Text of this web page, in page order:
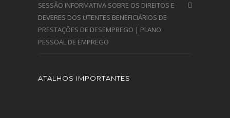
SESSÃO INFORMATIVA SOBRE OS DIREITOS E
DEVERES DOS UTENTES BENEFICIÁRIOS DE
PRESTAÇÕES DE DESEMPREGO | PLANO
PESSOAL DE EMPREGO
ATALHOS IMPORTANTES